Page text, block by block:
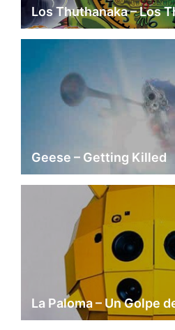
Los Thuthanaka – Los
Geese – Getting Killed
La Paloma – Un Golpe